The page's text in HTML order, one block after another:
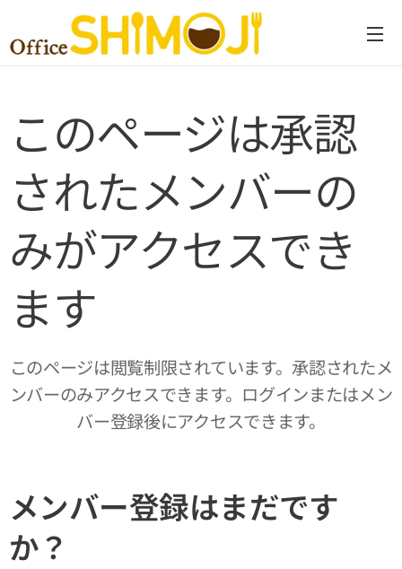
このページは承認
されたメンバーの
みがアクセスでき
ます
このページは閲覧制限されています。承認されたメ
ンバーのみアクセスできます。ログインまたはメン
バー登録後にアクセスできます。
メンバー登録はまだです
か？